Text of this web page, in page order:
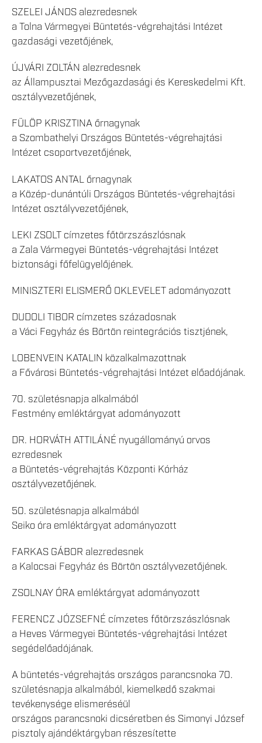
SZELEI JÁNOS alezredesnek
a Tolna Vármegyei Büntetés-végrehajtási Intézet
gazdasági vezetőjének,
ÚJVÁRI ZOLTÁN alezredesnek
az Állampusztai Mezőgazdasági és Kereskedelmi Kft.
osztályvezetőjének,
FÜLÖP KRISZTINA őrnagynak
a Szombathelyi Országos Büntetés-végrehajtási
Intézet csoportvezetőjének,
LAKATOS ANTAL őrnagynak
a Közép-dunántúli Országos Büntetés-végrehajtási
Intézet osztályvezetőjének,
LEKI ZSOLT címzetes főtörzszászlósnak
a Zala Vármegyei Büntetés-végrehajtási Intézet
biztonsági főfelügyelőjének.
MINISZTERI ELISMERŐ OKLEVELET adományozott
DUDOLI TIBOR címzetes századosnak
a Váci Fegyház és Börtön reintegrációs tisztjének,
LOBENVEIN KATALIN közalkalmazottnak
a Fővárosi Büntetés-végrehajtási Intézet előadójának.
70. születésnapja alkalmából
Festmény emléktárgyat adományozott
DR. HORVÁTH ATTILÁNÉ nyugállományú orvos
ezredesnek
a Büntetés-végrehajtás Központi Kórház
osztályvezetőjének.
50. születésnapja alkalmából
Seiko óra emléktárgyat adományozott
FARKAS GÁBOR alezredesnek
a Kalocsai Fegyház és Börtön osztályvezetőjének.
ZSOLNAY ÓRA emléktárgyat adományozott
FERENCZ JÓZSEFNÉ címzetes főtörzszászlósnak
a Heves Vármegyei Büntetés-végrehajtási Intézet
segédelőadójának.
A büntetés-végrehajtás országos parancsnoka 70.
születésnapja alkalmából, kiemelkedő szakmai
tevékenysége elismeréséül
országos parancsnoki dicséretben és Simonyi József
pisztoly ajándéktárgyban részesítette